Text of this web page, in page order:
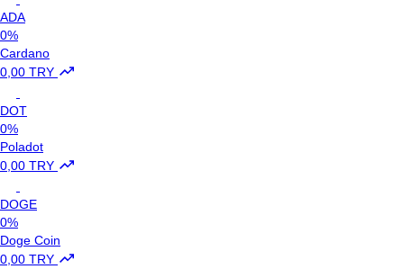
ADA
0%
Cardano
0,00 TRY
DOT
0%
Poladot
0,00 TRY
DOGE
0%
Doge Coin
0,00 TRY